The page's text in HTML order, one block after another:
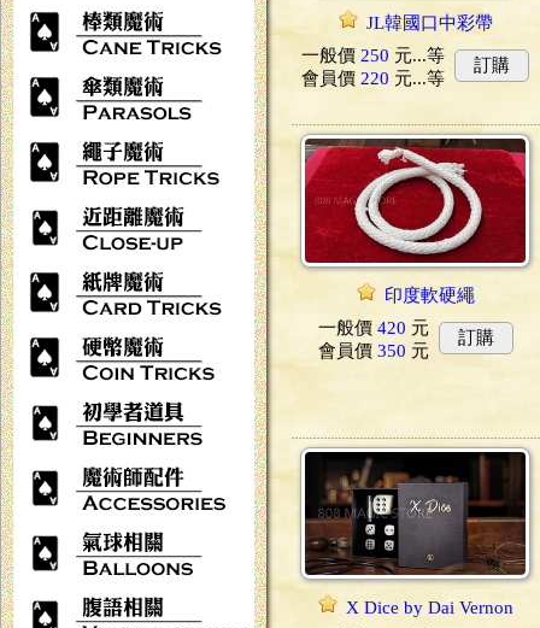
JL韓國口中彩帶
一般價 250 元...等
會員價 220 元...等
訂購
印度軟硬繩
一般價 420 元
會員價 350 元
訂購
X Dice by Dai Vernon